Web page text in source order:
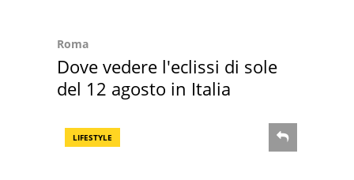
Roma
Dove vedere l'eclissi di sole
del 12 agosto in Italia
LIFESTYLE